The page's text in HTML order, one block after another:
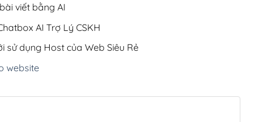
viết bằng AI
AI Trợ Lý CSKH
sử dụng Host của Web Siêu Rẻ
website